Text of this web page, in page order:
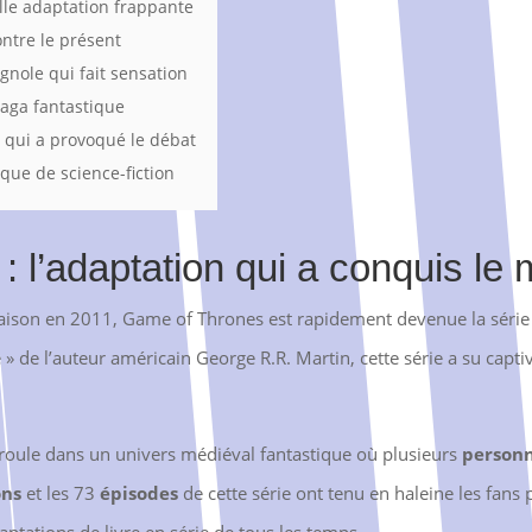
adaptation frappante
le présent
qui fait sensation
fantastique
qui a provoqué le débat
de science-fiction
l’adaptation qui a conquis le
en 2011, Game of Thrones est rapidement devenue la
de l’auteur américain George R.R. Martin, cette série a su
dans un univers médiéval fantastique où plusieurs
et les 73 épisodes de cette série ont tenu en haleine les fans